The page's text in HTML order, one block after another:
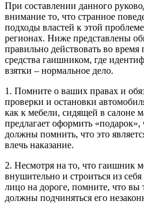
При составлении данного
внимание то, что странное
подходы властей к этой
регионах. Ниже представлены
правильно действовать во время
средства гаишником, где
взятки – нормальное дело.
1. Помните о ваших правах и
проверки и остановки
как к мебели, сидящей в салоне
предлагает оформить
должны помнить, что это
влечь наказание.
2. Несмотря на то, что гаишник
внушительно и строиться из
лицо на дороге, помните, что вы
должны подчиняться его